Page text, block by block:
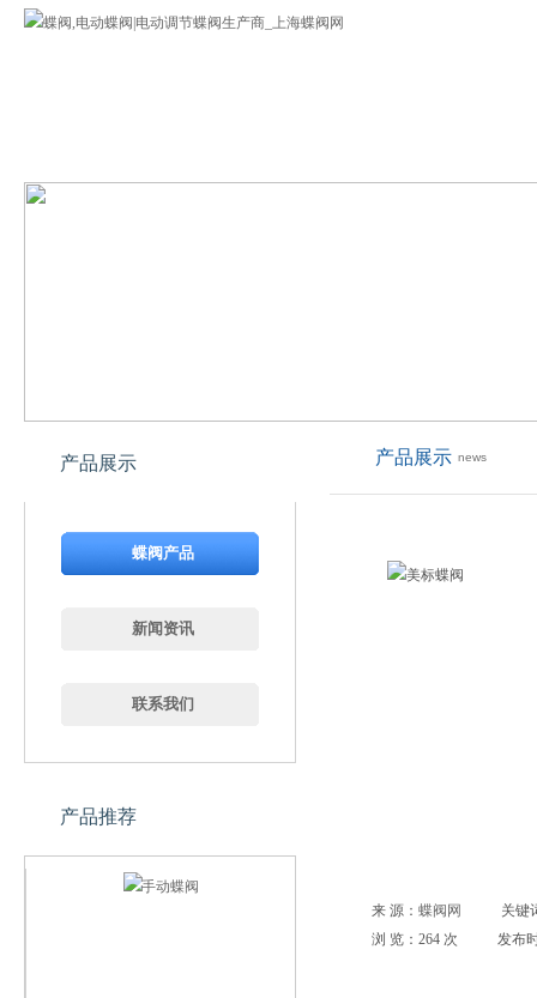
产品展示 news
来 源： 蝶阀网
关键
浏 览： 264 次 发布
产品展示
蝶阀产品
新闻资讯
联系我们
产品推荐